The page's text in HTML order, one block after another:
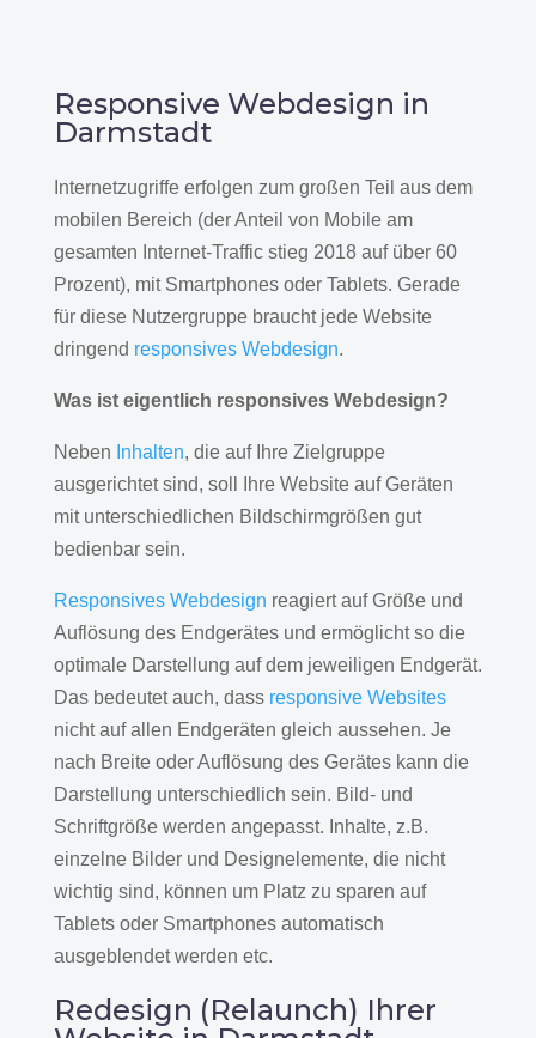
Responsive Webdesign in
Darmstadt
Internetzugriffe erfolgen zum großen Teil aus dem
mobilen Bereich (der Anteil von Mobile am
gesamten Internet-Traffic stieg 2018 auf über 60
Prozent), mit Smartphones oder Tablets. Gerade
für diese Nutzergruppe braucht jede Website
dringend responsives Webdesign.
Was ist eigentlich responsives Webdesign?
Neben Inhalten, die auf Ihre Zielgruppe
ausgerichtet sind, soll Ihre Website auf Geräten
mit unterschiedlichen Bildschirmgrößen gut
bedienbar sein.
Responsives Webdesign reagiert auf Größe und
Auflösung des Endgerätes und ermöglicht so die
optimale Darstellung auf dem jeweiligen Endgerät.
Das bedeutet auch, dass responsive Websites
nicht auf allen Endgeräten gleich aussehen. Je
nach Breite oder Auflösung des Gerätes kann die
Darstellung unterschiedlich sein. Bild- und
Schriftgröße werden angepasst. Inhalte, z.B.
einzelne Bilder und Designelemente, die nicht
wichtig sind, können um Platz zu sparen auf
Tablets oder Smartphones automatisch
ausgeblendet werden etc.
Redesign (Relaunch) Ihrer